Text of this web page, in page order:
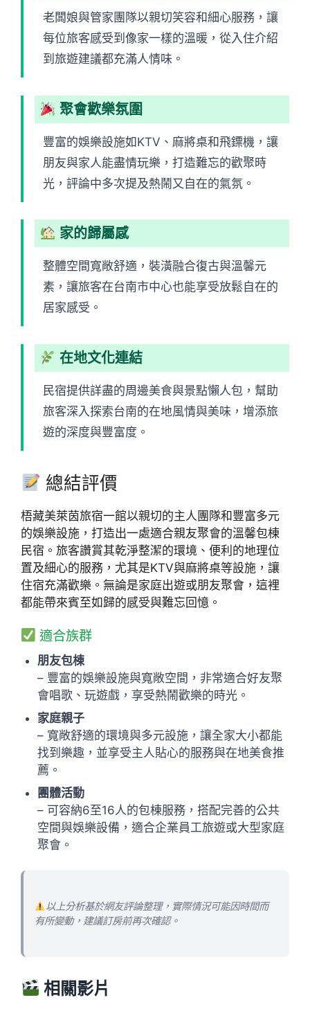
老闆娘與管家團隊以親切笑容和細心服務，讓
每位旅客感受到像家一樣的溫暖，從入住介紹
到旅遊建議都充滿人情味。
聚會歡樂氛圍
豐富的娛樂設施如KTV、麻將桌和飛鏢機，讓
朋友與家人能盡情玩樂，打造難忘的歡聚時
光，評論中多次提及熱鬧又自在的氣氛。
家的歸屬感
整體空間寬敞舒適，裝潢融合復古與溫馨元
素，讓旅客在台南市中心也能享受放鬆自在的
居家感受。
在地文化連結
民宿提供詳盡的周邊美食與景點懶人包，幫助
旅客深入探索台南的在地風情與美味，增添旅
遊的深度與豐富度。
總結評價
梧藏美萊茵旅宿一館以親切的主人團隊和豐富多元
的娛樂設施，打造出一處適合親友聚會的溫馨包棟
民宿。旅客讚賞其乾淨整潔的環境、便利的地理位
置及細心的服務，尤其是KTV與麻將桌等設施，讓
住宿充滿歡樂。無論是家庭出遊或朋友聚會，這裡
都能帶來賓至如歸的感受與難忘回憶。
適合族群
朋友包棟
– 豐富的娛樂設施與寬敞空間，非常適合好友聚
會唱歌、玩遊戲，享受熱鬧歡樂的時光。
家庭親子
– 寬敞舒適的環境與多元設施，讓全家大小都能
找到樂趣，並享受主人貼心的服務與在地美食推
薦。
團體活動
– 可容納6至16人的包棟服務，搭配完善的公共
空間與娛樂設備，適合企業員工旅遊或大型家庭
聚會。
以上分析基於網友評論整理，實際情況可能因時間而
有所變動，建議訂房前再次確認。
相關影片